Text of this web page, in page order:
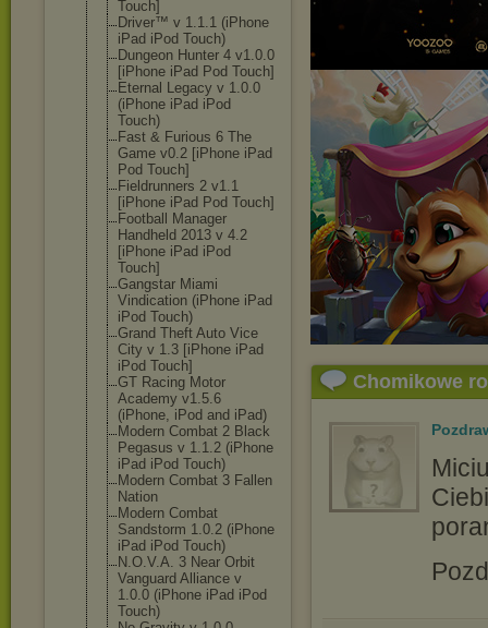
Touch]
Driver™ v 1.1.1 (iPhone
iPad iPod Touch)
Dungeon Hunter 4 v1.0.0
[iPhone iPad Pod Touch]
Eternal Legacy v 1.0.0
(iPhone iPad iPod
Touch)
Fast & Furious 6 The
Game v0.2 [iPhone iPad
Pod Touch]
Fieldrunners 2 v1.1
[iPhone iPad Pod Touch]
Football Manager
Handheld 2013 v 4.2
[iPhone iPad iPod
Touch]
Gangstar Miami
Vindication (iPhone iPad
iPod Touch)
Grand Theft Auto Vice
City v 1.3 [iPhone iPad
iPod Touch]
GT Racing Motor
Academy v1.5.6
(iPhone, iPod and iPad)
Modern Combat 2 Black
Pegasus v 1.1.2 (iPhone
iPad iPod Touch)
Modern Combat 3 Fallen
Nation
Modern Combat
Sandstorm 1.0.2 (iPhone
iPad iPod Touch)
N.O.V.A. 3 Near Orbit
Vanguard Alliance v
1.0.0 (iPhone iPad iPod
Touch)
Chomikowe